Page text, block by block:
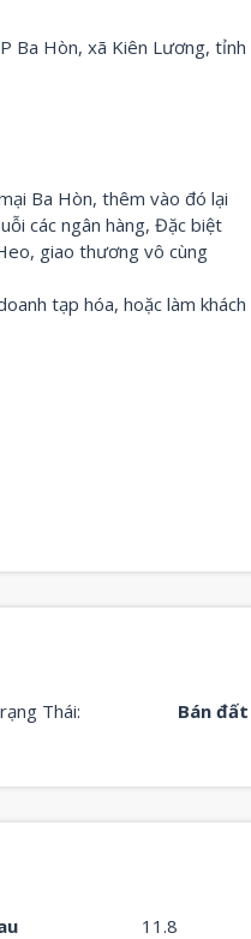
Ba Hòn, xã Kiên Lương, tỉnh
Ba Hòn, thêm vào đó lại
các ngân hàng, Đặc biệt
giao thương vô cùng
tạp hóa, hoặc làm khách
Thái: Bán đất
11.8